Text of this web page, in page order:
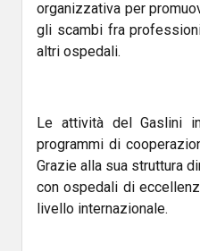
organizzativa per
gli scambi fra
altri ospedali.
Le attività del Gaslini
programmi di
Grazie alla sua struttura
con ospedali di
livello internazionale.